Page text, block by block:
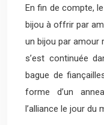
En fin de compte,
bijou à offrir par
un bijou par amour
s’est continuée
bague de
forme d’un
l’alliance le jour du